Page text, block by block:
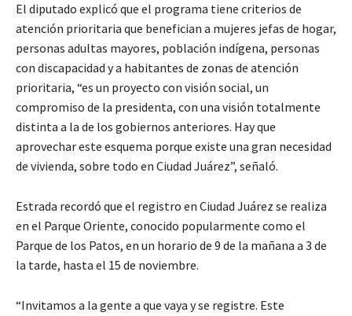
El diputado explicó que el programa tiene criterios de
atención prioritaria que benefician a mujeres jefas de hogar,
personas adultas mayores, población indígena, personas
con discapacidad y a habitantes de zonas de atención
prioritaria, “es un proyecto con visión social, un
compromiso de la presidenta, con una visión totalmente
distinta a la de los gobiernos anteriores. Hay que
aprovechar este esquema porque existe una gran necesidad
de vivienda, sobre todo en Ciudad Juárez”, señaló.
Estrada recordó que el registro en Ciudad Juárez se realiza
en el Parque Oriente, conocido popularmente como el
Parque de los Patos, en un horario de 9 de la mañana a 3 de
la tarde, hasta el 15 de noviembre.
“Invitamos a la gente a que vaya y se registre. Este